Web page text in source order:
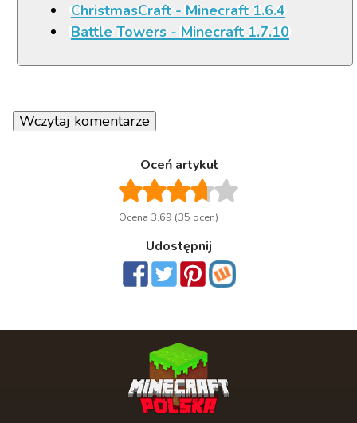
ChristmasCraft - Minecraft 1.6.4
Battle Towers - Minecraft 1.7.10
Wczytaj komentarze
Oceń artykuł
Ocena 3.69 (35 ocen)
Udostępnij